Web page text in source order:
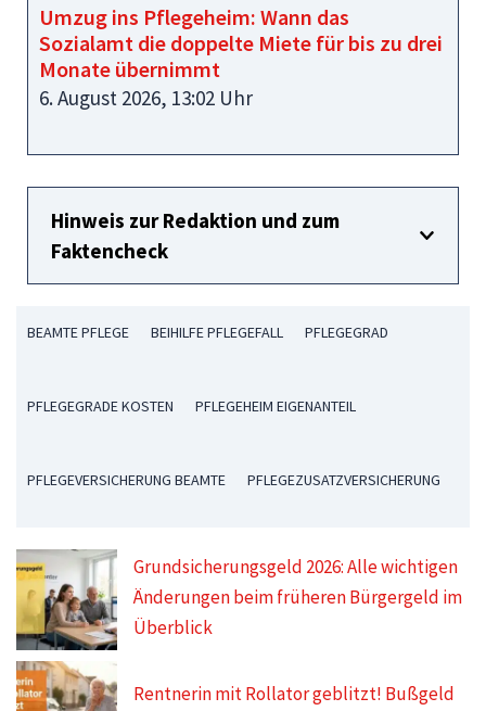
Umzug ins Pflegeheim: Wann das
Sozialamt die doppelte Miete für bis zu drei
Monate übernimmt
6. August 2026, 13:02 Uhr
Hinweis zur Redaktion und zum
Faktencheck
BEAMTE PFLEGE BEIHILFE PFLEGEFALL PFLEGEGRAD
PFLEGEGRADE KOSTEN PFLEGEHEIM EIGENANTEIL
PFLEGEVERSICHERUNG BEAMTE PFLEGEZUSATZVERSICHERUNG
Grundsicherungsgeld 2026: Alle wichtigen
Änderungen beim früheren Bürgergeld im
Überblick
Rentnerin mit Rollator geblitzt! Bußgeld